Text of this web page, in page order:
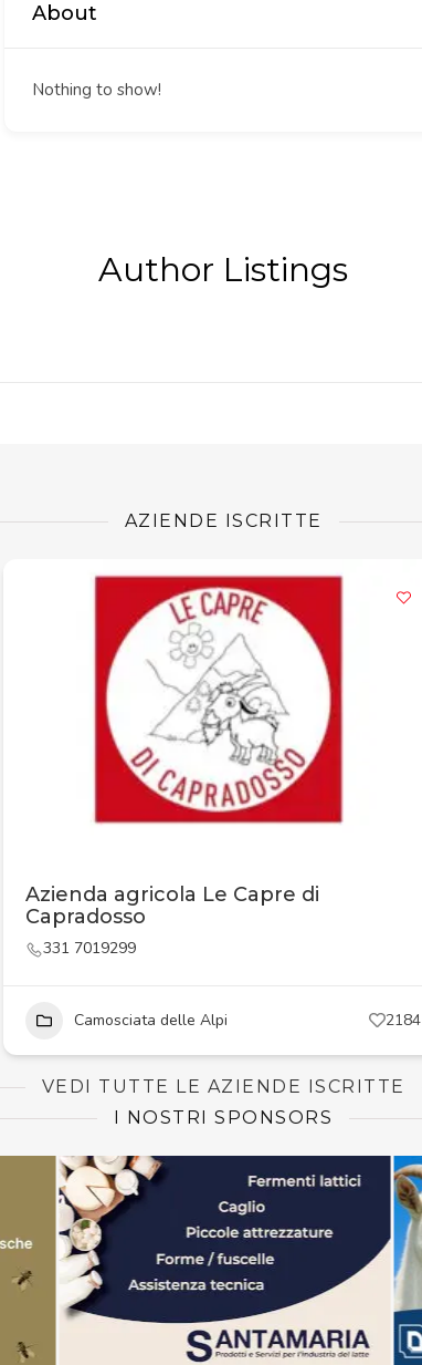
About
Nothing to show!
Author Listings
AZIENDE ISCRITTE
Azienda agricola Le Capre di
Capradosso
331 7019299
Camosciata delle Alpi 2184
VEDI TUTTE LE AZIENDE ISCRITTE
I NOSTRI SPONSORS